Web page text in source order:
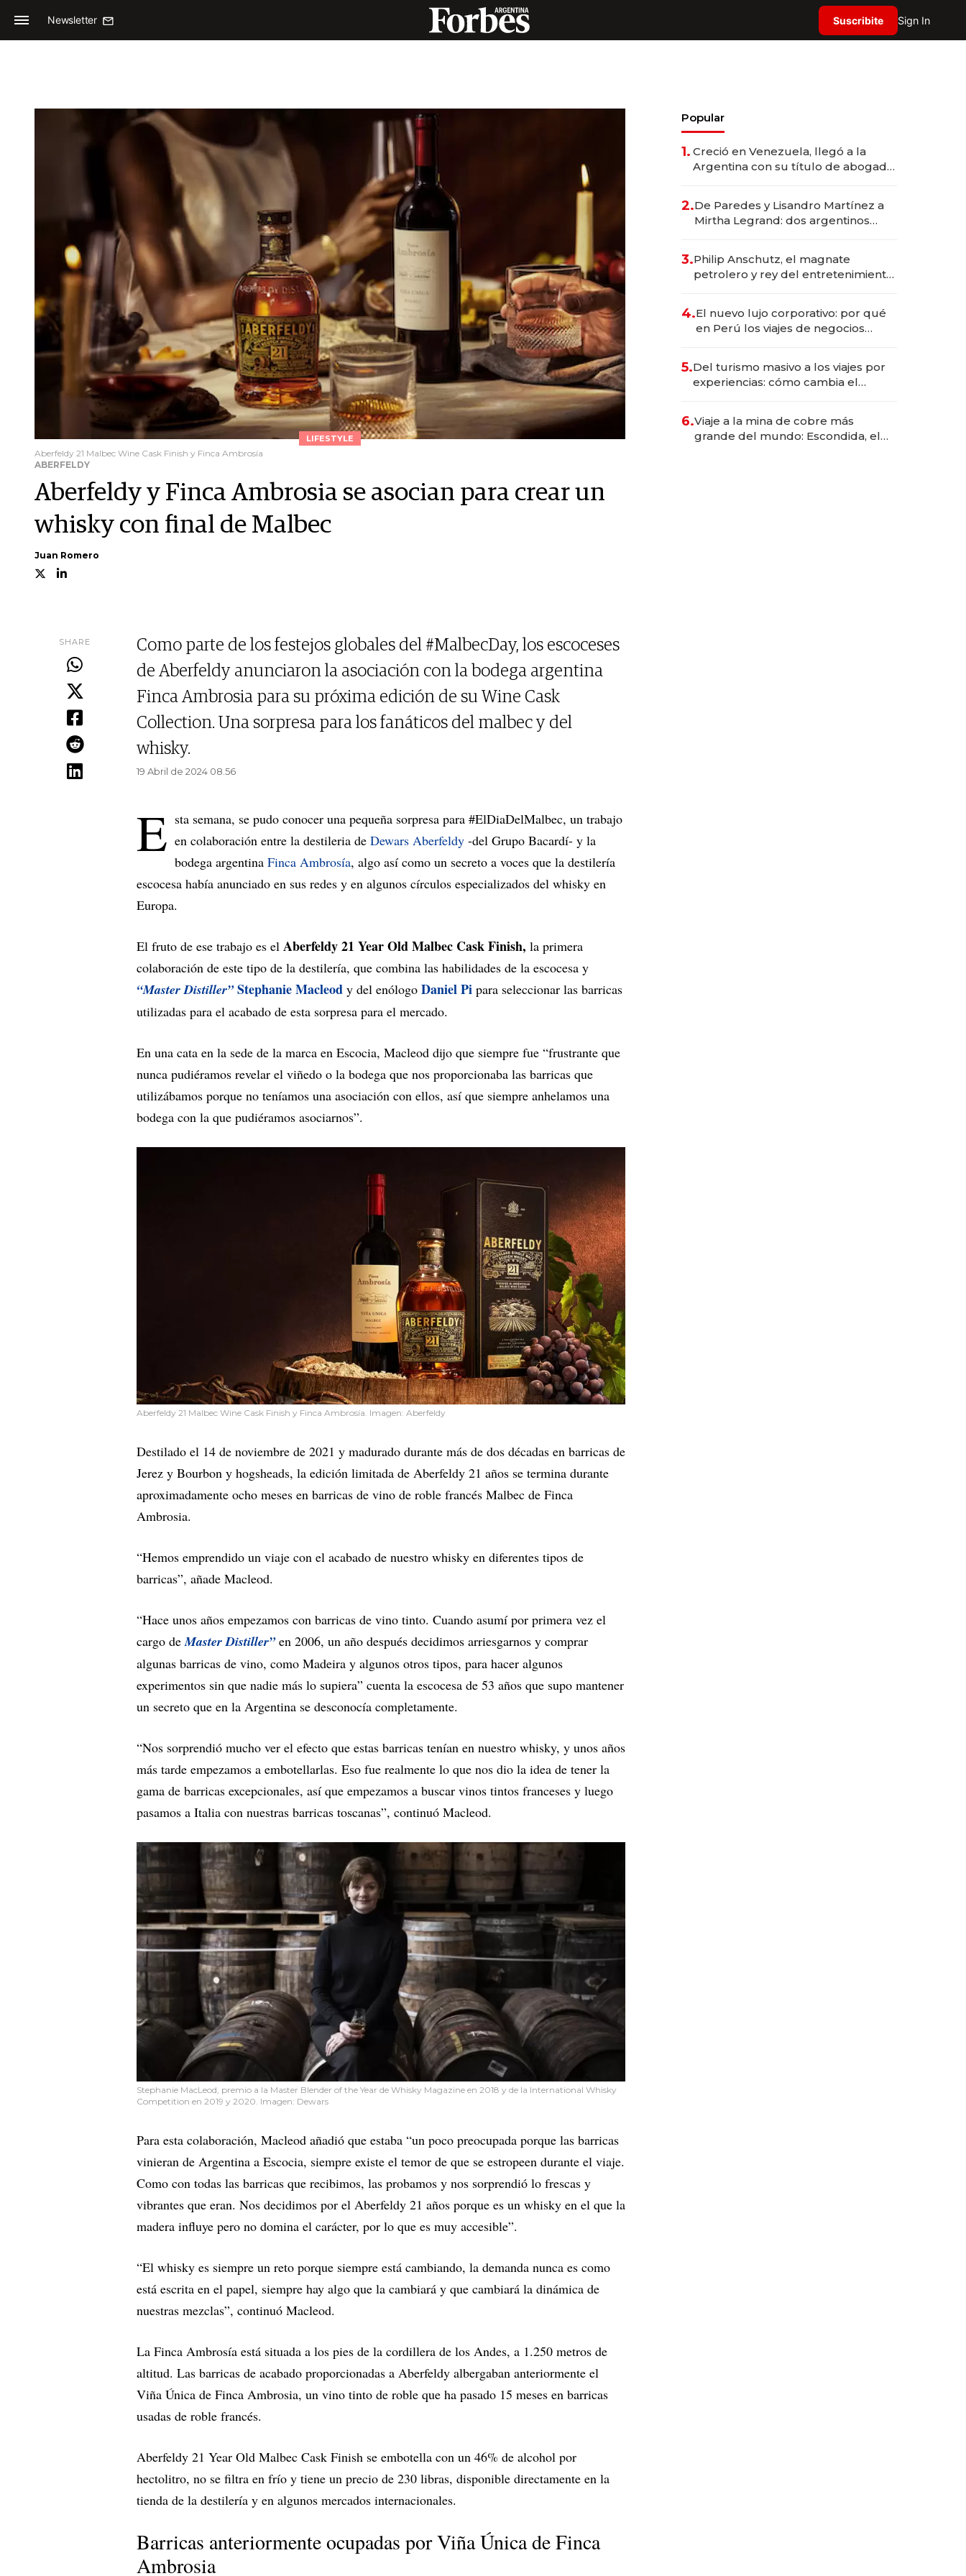
Newsletter Suscribite Sign In
LIFESTYLE
Aberfeldy 21 Malbec Wine Cask Finish y Finca Ambrosía
ABERFELDY
Aberfeldy y Finca Ambrosia se asocian para crear un
whisky con final de Malbec
Juan Romero
SHARE
Como parte de los festejos globales del #MalbecDay, los escoceses
de Aberfeldy anunciaron la asociación con la bodega argentina
Finca Ambrosia para su próxima edición de su Wine Cask
Collection. Una sorpresa para los fanáticos del malbec y del
whisky.
19 Abril de 2024 08.56
E sta semana, se pudo conocer una pequeña sorpresa para #ElDiaDelMalbec, un trabajo
en colaboración entre la destileria de Dewars Aberfeldy -del Grupo Bacardí- y la
bodega argentina Finca Ambrosía, algo así como un secreto a voces que la destilería
escocesa había anunciado en sus redes y en algunos círculos especializados del whisky en
Europa.
El fruto de ese trabajo es el Aberfeldy 21 Year Old Malbec Cask Finish, la primera
colaboración de este tipo de la destilería, que combina las habilidades de la escocesa y
“Master Distiller”Stephanie Macleod y del enólogo Daniel Pi para seleccionar las barricas
utilizadas para el acabado de esta sorpresa para el mercado.
En una cata en la sede de la marca en Escocia, Macleod dijo que siempre fue “frustrante que
nunca pudiéramos revelar el viñedo o la bodega que nos proporcionaba las barricas que
utilizábamos porque no teníamos una asociación con ellos, así que siempre anhelamos una
bodega con la que pudiéramos asociarnos”.
Aberfeldy 21 Malbec Wine Cask Finish y Finca Ambrosía. Imagen: Aberfeldy
Destilado el 14 de noviembre de 2021 y madurado durante más de dos décadas en barricas de
Jerez y Bourbon y hogsheads, la edición limitada de Aberfeldy 21 años se termina durante
aproximadamente ocho meses en barricas de vino de roble francés Malbec de Finca
Ambrosia.
“Hemos emprendido un viaje con el acabado de nuestro whisky en diferentes tipos de
barricas”, añade Macleod.
“Hace unos años empezamos con barricas de vino tinto. Cuando asumí por primera vez el
cargo deMaster Distiller”en 2006, un año después decidimos arriesgarnos y comprar
algunas barricas de vino, como Madeira y algunos otros tipos, para hacer algunos
experimentos sin que nadie más lo supiera” cuenta la escocesa de 53 años que supo mantener
un secreto que en la Argentina se desconocía completamente.
“Nos sorprendió mucho ver el efecto que estas barricas tenían en nuestro whisky, y unos años
más tarde empezamos a embotellarlas. Eso fue realmente lo que nos dio la idea de tener la
gama de barricas excepcionales, así que empezamos a buscar vinos tintos franceses y luego
pasamos a Italia con nuestras barricas toscanas”, continuó Macleod.
Stephanie MacLeod, premio a la Master Blender of the Year de Whisky Magazine en 2018 y de la International Whisky
Competition en 2019 y 2020. Imagen: Dewars
Para esta colaboración, Macleod añadió que estaba “un poco preocupada porque las barricas
vinieran de Argentina a Escocia, siempre existe el temor de que se estropeen durante el viaje.
Como con todas las barricas que recibimos, las probamos y nos sorprendió lo frescas y
vibrantes que eran. Nos decidimos por el Aberfeldy 21 años porque es un whisky en el que la
madera influye pero no domina el carácter, por lo que es muy accesible”.
“El whisky es siempre un reto porque siempre está cambiando, la demanda nunca es como
está escrita en el papel, siempre hay algo que la cambiará y que cambiará la dinámica de
nuestras mezclas”, continuó Macleod.
La Finca Ambrosía está situada a los pies de la cordillera de los Andes, a 1.250 metros de
altitud. Las barricas de acabado proporcionadas a Aberfeldy albergaban anteriormente el
Viña Única de Finca Ambrosia, un vino tinto de roble que ha pasado 15 meses en barricas
usadas de roble francés.
Aberfeldy 21 Year Old Malbec Cask Finish se embotella con un 46% de alcohol por
hectolitro, no se filtra en frío y tiene un precio de 230 libras, disponible directamente en la
tienda de la destilería y en algunos mercados internacionales.
Barricas anteriormente ocupadas por Viña Única de Finca
Ambrosia
Popular
1. Creció en Venezuela, llegó a la
Argentina con su título de abogado
marcas "fast premium"
2.De Paredes y Lisandro Martínez a
Mirtha Legrand: dos argentinos
3.Philip Anschutz, el magnate
petrolero y rey del entretenimiento
4.El nuevo lujo corporativo: por qué
en Perú los viajes de negocios
transformadoras
5.Del turismo masivo a los viajes por
experiencias: cómo cambia el
6.Viaje a la mina de cobre más
grande del mundo: Escondida, el